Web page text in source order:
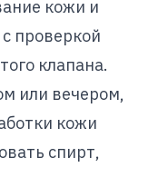
кожи и
проверкой
клапана.
или вечером,
кожи
спирт,